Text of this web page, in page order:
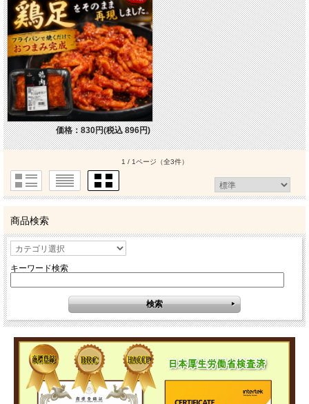
価格：830円(税込 896円)
1 / 1ページ （全3件）
商品検索
キーワード検索